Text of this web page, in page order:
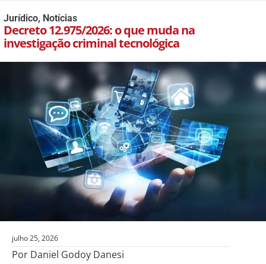
Jurídico, Notícias
Decreto 12.975/2026: o que muda na
investigação criminal tecnológica
julho 25, 2026
Por Daniel Godoy Danesi